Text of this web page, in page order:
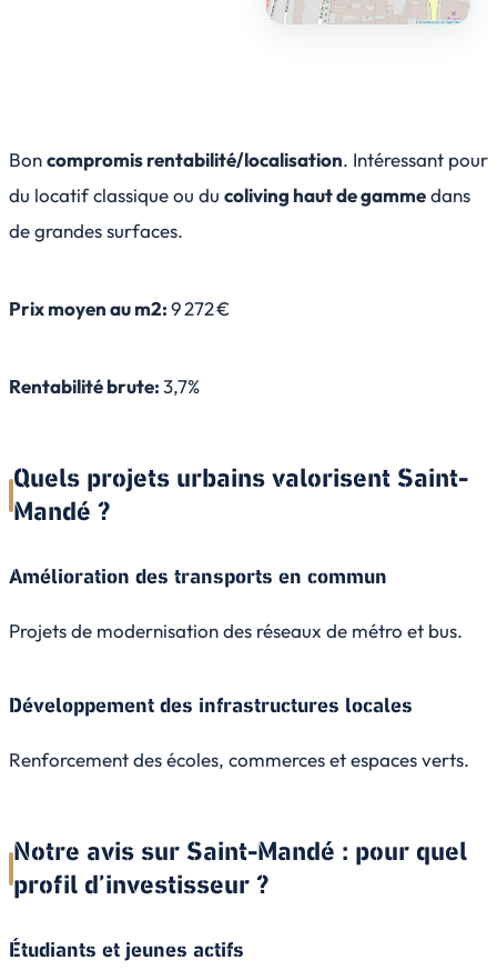
Boncompromis rentabilité/localisation. Intéressant pour
du locatif classique ou du coliving haut de gammedans
de grandes surfaces.
Prix moyen au m2:9 272 €
Rentabilité brute:3,7%
Quels projets urbains valorisent Saint-
Mandé ?
Amélioration des transports en commun
Projets de modernisation des réseaux de métro et bus.
Développement des infrastructures locales
Renforcement des écoles, commerces et espaces verts.
Notre avis sur Saint-Mandé : pour quel
profil d’investisseur ?
Étudiants et jeunes actifs